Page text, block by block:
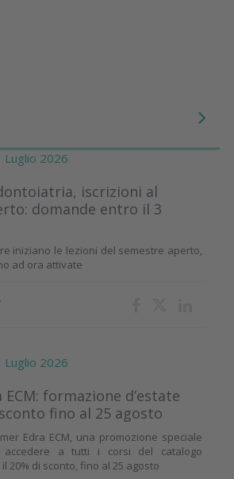
2026
iscrizioni al
domande entro il 3
iniziano le lezioni del semestre aperto,
ad ora attivate
2026
formazione d’estate
fino al 25 agosto
Edra ECM, una promozione speciale
a tutti i corsi del catalogo
20% di sconto, fino al 25 agosto